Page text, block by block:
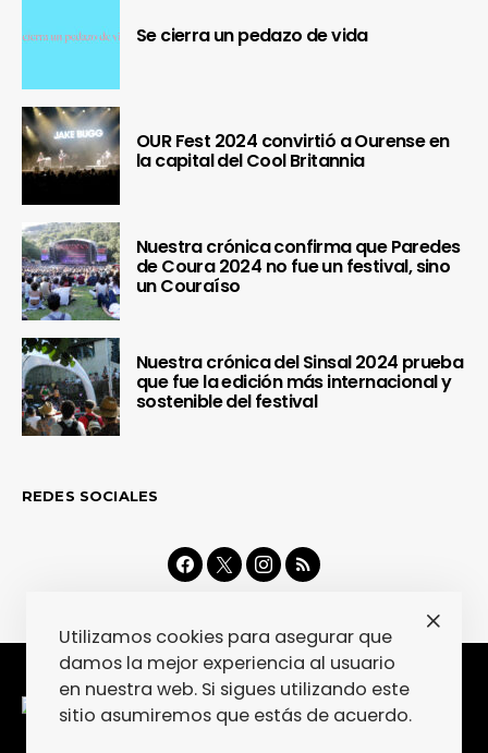
Se cierra un pedazo de vida
OUR Fest 2024 convirtió a Ourense en
la capital del Cool Britannia
Nuestra crónica confirma que Paredes
de Coura 2024 no fue un festival, sino
un Couraíso
Nuestra crónica del Sinsal 2024 prueba
que fue la edición más internacional y
sostenible del festival
REDES SOCIALES
Utilizamos cookies para asegurar que
damos la mejor experiencia al usuario
en nuestra web. Si sigues utilizando este
sitio asumiremos que estás de acuerdo.